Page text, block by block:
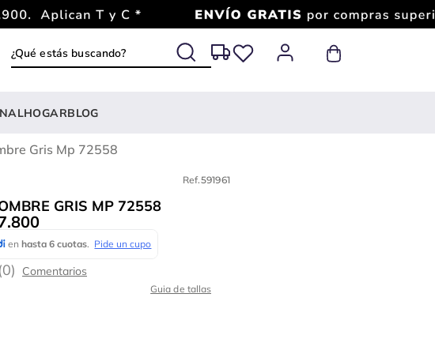
¿Qué estás buscando?
HOGARBLOG
Gris Mp 72558
Ref.591961
GRIS MP 72558
.800
(0)
Guia de tallas